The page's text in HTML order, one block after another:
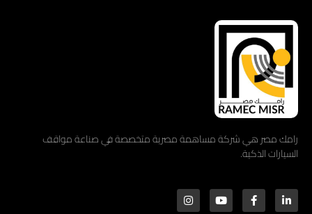
رامك مصر هي شركة مساهمة مصرية متخصصة في صناعة مواقف
السيارات الذكية.